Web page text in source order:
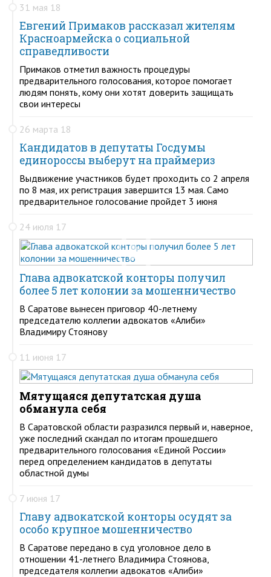
31 мая 18
Евгений Примаков рассказал жителям
Красноармейска о социальной
справедливости
Примаков отметил важность процедуры
предварительного голосования, которое помогает
людям понять, кому они хотят доверить защищать
свои интересы
26 марта 18
Кандидатов в депутаты Госдумы
единороссы выберут на праймериз
Выдвижение участников будет проходить со 2 апреля
по 8 мая, их регистрация завершится 13 мая. Само
предварительное голосование пройдет 3 июня
24 июля 17
Глава адвокатской конторы получил
более 5 лет колонии за мошенничество
В Саратове вынесен приговор 40-летнему
председателю коллегии адвокатов «Алиби»
Владимиру Стоянову
11 июня 17
Мятущаяся депутатская душа
обманула себя
В Саратовской области разразился первый и, наверное,
уже последний скандал по итогам прошедшего
предварительного голосования «Единой России»
перед определением кандидатов в депутаты
областной думы
7 июня 17
Главу адвокатской конторы осудят за
особо крупное мошенничество
В Саратове передано в суд уголовное дело в
отношении 41-летнего Владимира Стоянова,
председателя коллегии адвокатов «Алиби»